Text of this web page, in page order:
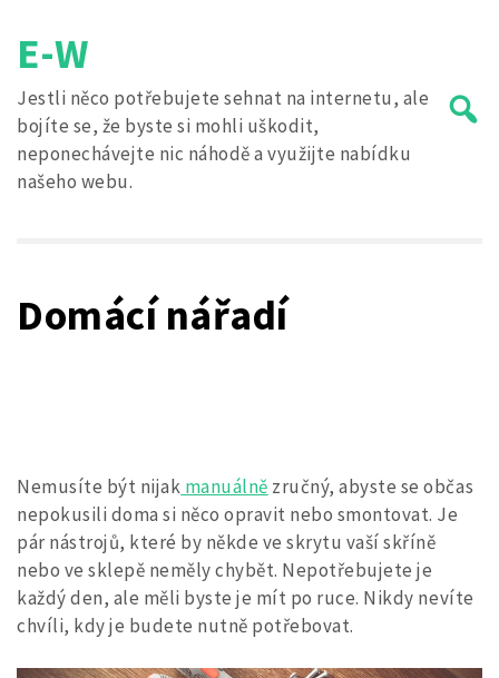
content
E-W
Jestli něco potřebujete sehnat na internetu, ale
bojíte se, že byste si mohli uškodit,
neponechávejte nic náhodě a využijte nabídku
našeho webu.
Domácí nářadí
Nemusíte být nijak manuálně zručný, abyste se občas
nepokusili doma si něco opravit nebo smontovat. Je
pár nástrojů, které by někde ve skrytu vaší skříně
nebo ve sklepě neměly chybět. Nepotřebujete je
každý den, ale měli byste je mít po ruce. Nikdy nevíte
chvíli, kdy je budete nutně potřebovat.